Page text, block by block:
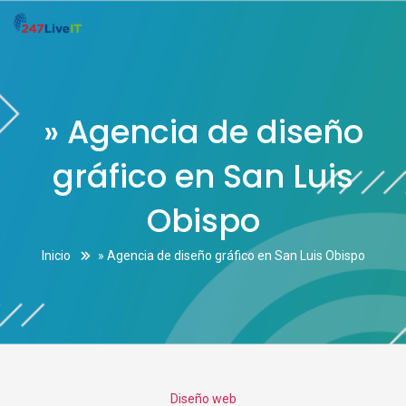
» Agencia de diseño
gráfico en San Luis
Obispo
Inicio » Agencia de diseño gráfico en San Luis Obispo
Categories
Diseño web